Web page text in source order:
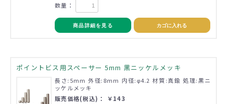
数量：
商品詳細を見る カゴに入れる
ポイントビス用スペーサー 5mm 黒ニッケルメッキ
長さ:5mm 外径:8mm 内径:φ4.2 材質:真鍮 処理:黒ニ
ッケルメッキ
販売価格(税込)： ￥143